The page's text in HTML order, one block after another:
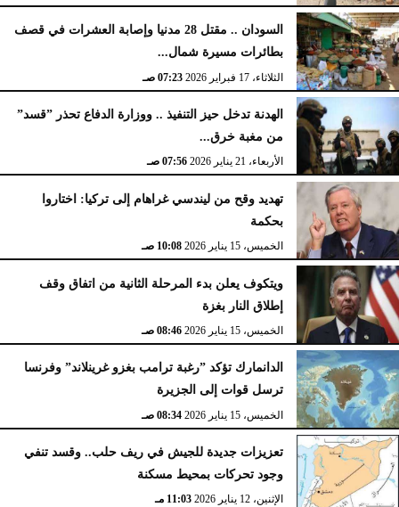
السودان .. مقتل 28 مدنيا وإصابة العشرات في قصف
بطائرات مسيرة شمال...
الثلاثاء، 17 فبراير 2026 07:23 صـ
الهدنة تدخل حيز التنفيذ .. ووزارة الدفاع تحذر ”قسد”
من مغبة خرق...
الأربعاء، 21 يناير 2026 07:56 صـ
تهديد وقح من ليندسي غراهام إلى تركيا: اختاروا
بحكمة
الخميس، 15 يناير 2026 10:08 صـ
ويتكوف يعلن بدء المرحلة الثانية من اتفاق وقف
إطلاق النار بغزة
الخميس، 15 يناير 2026 08:46 صـ
الدانمارك تؤكد ”رغبة ترامب بغزو غرينلاند” وفرنسا
ترسل قوات إلى الجزيرة
الخميس، 15 يناير 2026 08:34 صـ
تعزيزات جديدة للجيش في ريف حلب.. وقسد تنفي
وجود تحركات بمحيط مسكنة
الإثنين، 12 يناير 2026 11:03 مـ